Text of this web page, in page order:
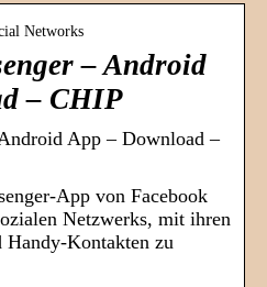
Networks
– Android
– CHIP
App – Download –
App von Facebook
Netzwerks, mit ihren
Handy-Kontakten zu